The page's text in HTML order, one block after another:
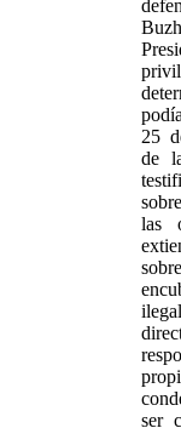
25
de
las
ser